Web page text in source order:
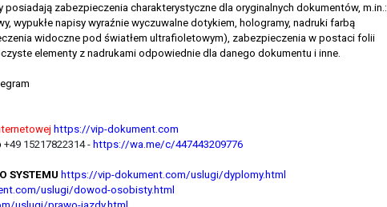
zabezpieczenia charakterystyczne dla oryginalnych dokumentów, m.in.:
wypukłe napisy wyraźnie wyczuwalne dotykiem, hologramy, nadruki farbą
widoczne pod światłem ultrafioletowym), zabezpieczenia w postaci folii
elementy z nadrukami odpowiednie dla danego dokumentu i inne.
https://vip-dokument.com
+49 15217822314 - https://wa.me/c/447443209776
SYSTEMU https://vip-dokument.com/uslugi/dyplomy.html
uslugi/dowod-osobisty.html